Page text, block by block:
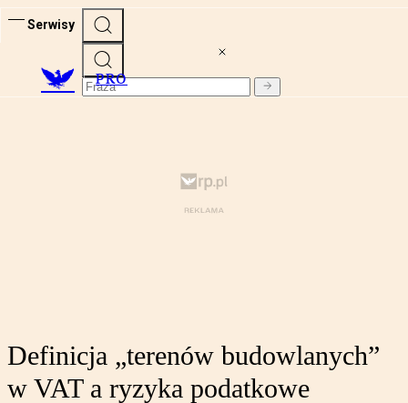
Serwisy
PRO
Definicja „terenów budowlanych”
w VAT a ryzyka podatkowe